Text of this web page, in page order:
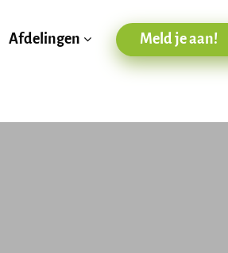
Afdelingen Meld je aan!